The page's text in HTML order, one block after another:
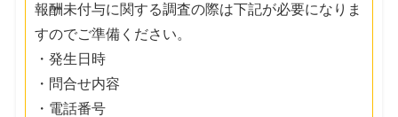
報酬未付与に関する調査の際は下記が必要になりま
すのでご準備ください。
・発生日時
・問合せ内容
・電話番号